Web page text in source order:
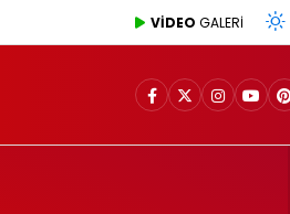
VİDEO GALERİ